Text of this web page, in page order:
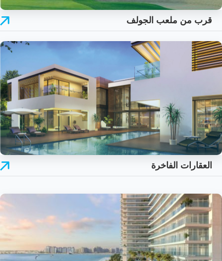
قرب من ملعب الجولف
العقارات الفاخرة